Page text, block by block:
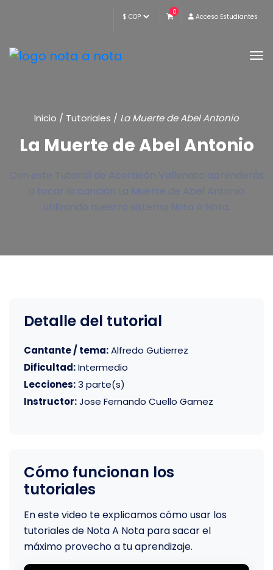
0
Acceso Estudiantes
Inicio / Tutoriales / La Muerte de Abel Antonio
La Muerte de Abel Antonio
Con este Tutorial de Acordeón Vallenato aprenderás
a tocar la canción La Muerte de Abel Antonio
utilizando nuestro sistema Nota A Nota.
Detalle del tutorial
Cantante / tema:Alfredo Gutierrez
Dificultad:Intermedio
Lecciones:3 parte(s)
Instructor:Jose Fernando Cuello Gamez
Cómo funcionan los
tutoriales
En este video te explicamos cómo usar los
tutoriales de Nota A Nota para sacar el
máximo provecho a tu aprendizaje.